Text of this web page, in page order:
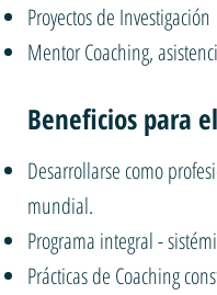
Proyectos de Investigación
Mentor Coaching,
Beneficios para
Desarrollarse como
mundial.
Programa integral -
Prácticas de Coaching